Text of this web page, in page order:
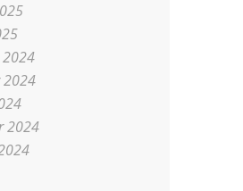
2024
2024
2024